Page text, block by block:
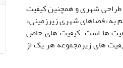
طراحی شهری و همچنین کیفیت
به «فضاهای شهری زیرزمینی»
ها است. کیفیت های خاص
های زیرمجموعه هر یک از